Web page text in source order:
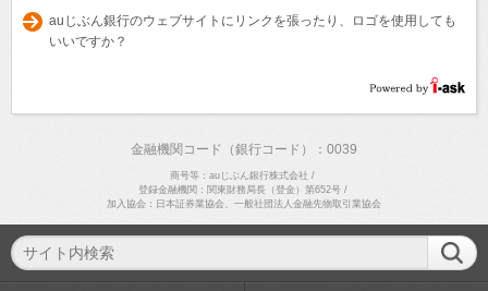
auじぶん銀行のウェブサイトにリンクを張ったり、ロゴを使用しても
いいですか？
金融機関コード（銀行コード）：0039
商号等：auじぶん銀行株式会社 /
登録金融機関：関東財務局長（登金）第652号/
加入協会：日本証券業協会、一般社団法人金融先物取引業協会